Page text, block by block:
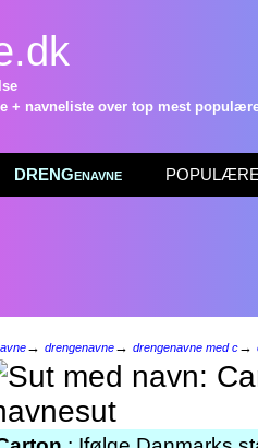
+ navneliste over top mest
DRENGenavne POPULÆRE
→ drengenavne→ drengenavne med c→